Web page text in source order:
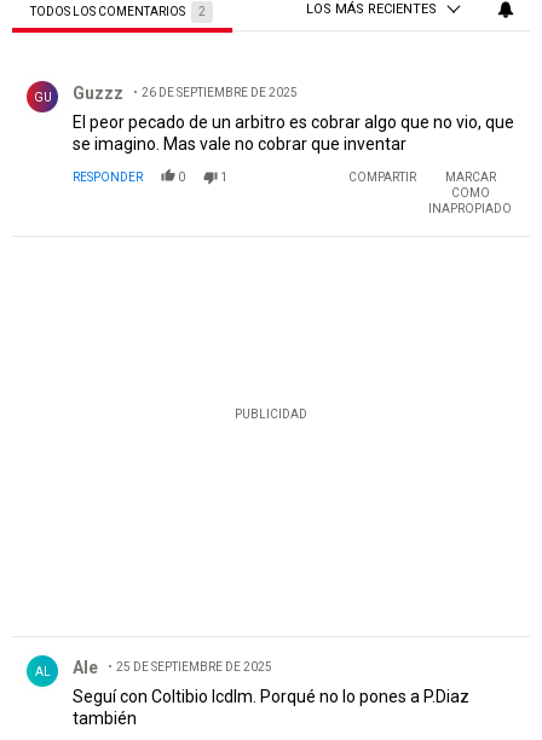
TODOS LOS COMENTARIOS 2 LOS MÁS RECIENTES
GU Guzzz 26 DE SEPTIEMBRE DE 2025
El peor pecado de un arbitro es cobrar algo que no vio, que
se imagino. Mas vale no cobrar que inventar
RESPONDER 0 1 COMPARTIR
MARCAR
COMO
INAPROPIADO
PUBLICIDAD
AL Ale 25 DE SEPTIEMBRE DE 2025
Seguí con Coltibio lcdlm. Porqué no lo pones a P.Diaz
también